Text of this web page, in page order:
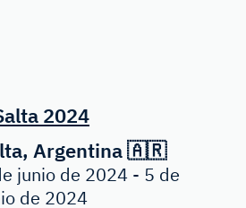
2024
Argentina 🇦🇷
junio de 2024 - 5 de
de 2024